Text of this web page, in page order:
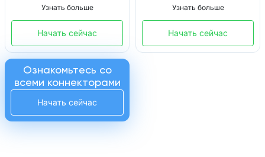
Узнать больше
Начать сейчас
Узнать больше
Начать сейчас
Ознакомьтесь со
всеми коннекторами
Начать сейчас